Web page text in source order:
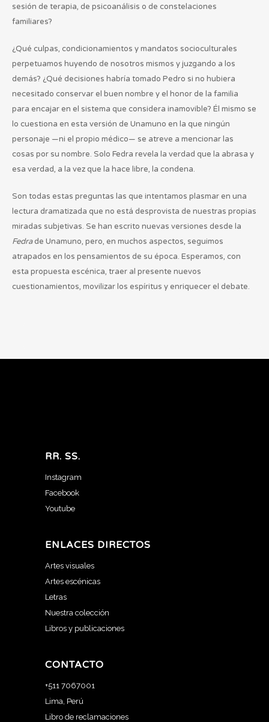
sesión de terapia, de psicoanálisis o de constelaciones
familiares?
¿Qué culpas, condicionamientos y mandatos socioculturales
perpetuamos huyendo de nosotros mismos y juzgando a los
demás? ¿Qué decisiones habría tomado Pedro si no hubiera
necesitado conservar el buen nombre y el honor de la familia
para encajar en el sistema que considera inamovible? Él mismo se
lo cuestiona en esta versión de Unamuno en la que ningún
personaje —ni el propio médico— se atreve a mencionar las
cosas por su nombre. Solo Fedra revela la verdad que la abrasa y
esa verdad, a la vez que la hace libre, la condena.
Son todas estas preguntas las que intentamos plasmar en una
lectura dramatizada que no está desprovista de nuestras propias
miradas subjetivas. Se han escrito nuevas versiones desde la
Fedrade Unamuno, pero, en muchos aspectos, seguimos
atrapados en los pensamientos de su época. Esperamos, con
esta propuesta escénica, traer al presente nuevos
cuestionamientos, movilizar los espíritus y enriquecer el debate.
RR. SS.
Instagram
Facebook
Youtube
ENLACES DIRECTOS
Artes visuales
Artes escénicas
Letras
Nuestra colección
Libros y publicaciones
CONTACTO
+511 7067001
Lima, Perú
Libro de reclamaciones